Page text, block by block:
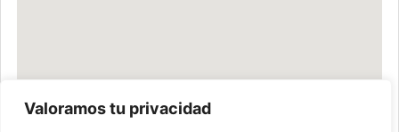
Valoramos tu privacidad